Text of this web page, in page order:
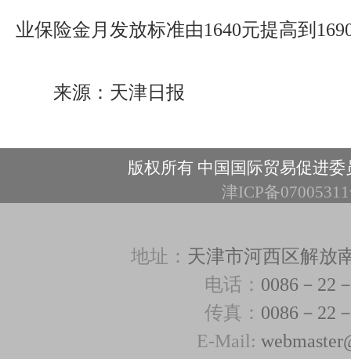
业保险金月发放标准由1640元提高到
来源：天津日报
版权所有 中国国际贸易促进
津ICP备
地址： 天津市河西区解放
电话： 0086－22
传真： 0086－22
E-Mail: